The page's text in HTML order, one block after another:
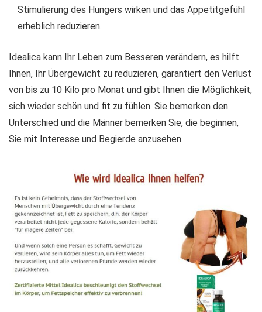
Stimulierung des Hungers wirken und das Appetitgefühl
erheblich reduzieren.
Idealica kann Ihr Leben zum Besseren verändern, es hilft
Ihnen, Ihr Übergewicht zu reduzieren, garantiert den Verlust
von bis zu 10 Kilo pro Monat und gibt Ihnen die Möglichkeit,
sich wieder schön und fit zu fühlen. Sie bemerken den
Unterschied und die Männer bemerken Sie, die beginnen,
Sie mit Interesse und Begierde anzusehen.